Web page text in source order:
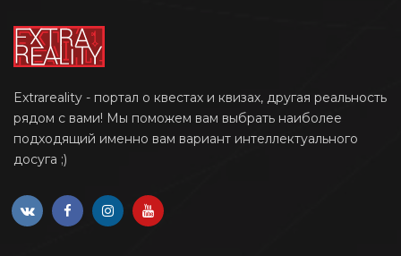
Extrareality - портал о квестах и квизах, другая реальность
рядом с вами! Мы поможем вам выбрать наиболее
подходящий именно вам вариант интеллектуального
досуга ;)